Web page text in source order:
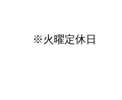
※火曜定休日